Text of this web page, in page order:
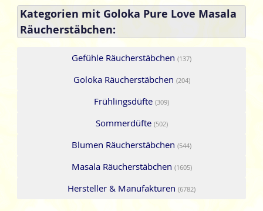
Kategorien mit Goloka Pure Love Masala
Räucherstäbchen:
Gefühle Räucherstäbchen (137)
Goloka Räucherstäbchen (204)
Frühlingsdüfte (309)
Sommerdüfte (502)
Blumen Räucherstäbchen (544)
Masala Räucherstäbchen (1605)
Hersteller & Manufakturen (6782)